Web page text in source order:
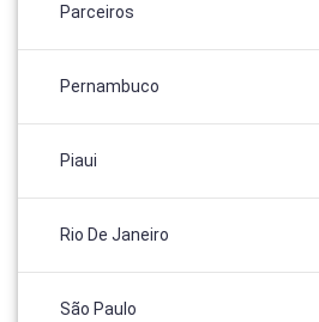
Parceiros
Pernambuco
Piaui
Rio De Janeiro
São Paulo